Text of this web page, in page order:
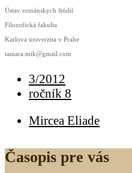
Ústav románskych štúdií
Filozofická fakulta
Karlova univerzita v Prahe
tamara.mik@gmail.com
3/2012
ročník 8
Mircea Eliade
Časopis pre vás